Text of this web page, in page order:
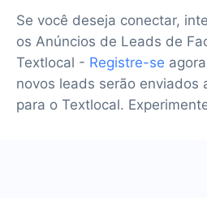
Se você deseja conectar,
os Anúncios de Leads de
Textlocal - Registre-se
novos leads serão enviados
para o Textlocal.